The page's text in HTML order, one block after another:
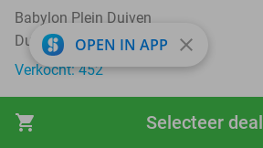
shopping_cart Selecteer deal
Babylon Plein Duiven
Duiven (6 km)
Verkocht: 452
OPEN IN APP close